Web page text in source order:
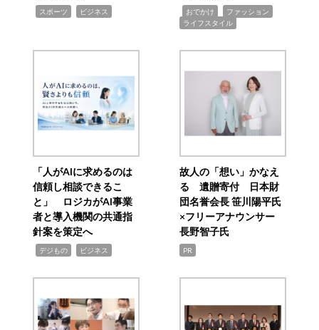
スポーツ ビジネス おでかけ ファッション
ライフスタイル
「人がAIに求めるのは
信頼し相談できるこ
と」 ロジカがAI事業
者と導入機関の共通指
針案を策定へ
デジもの ビジネス
故人の「想い」かなえ
る 遺贈寄付 日本財
団名誉会長 笹川陽平氏
×フリーアナウンサー
長野智子氏
PR